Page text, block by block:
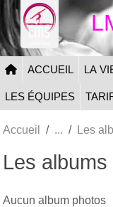
ACCUEIL LA
LES ÉQUIPES
Accueil Les
Les albums
Aucun album photos
Panneau de gestion